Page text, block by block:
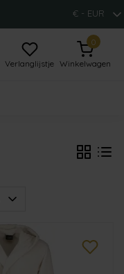
€ - EUR
Verlanglijstje
0
Winkelwagen